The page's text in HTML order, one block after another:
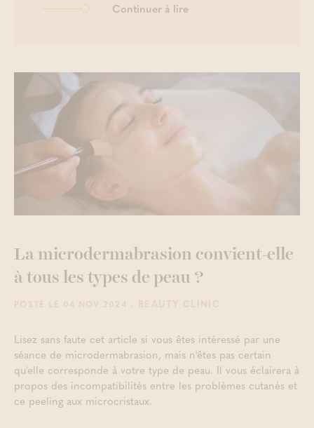
Continuer à lire
La microdermabrasion convient-elle
à tous les types de peau ?
POSTÉ LE 04 NOV 2024 - BEAUTY CLINIC
Lisez sans faute cet article si vous êtes intéressé par une
séance de microdermabrasion, mais n'êtes pas certain
qu'elle corresponde à votre type de peau. Il vous éclairera à
propos des incompatibilités entre les problèmes cutanés et
ce peeling aux microcristaux.